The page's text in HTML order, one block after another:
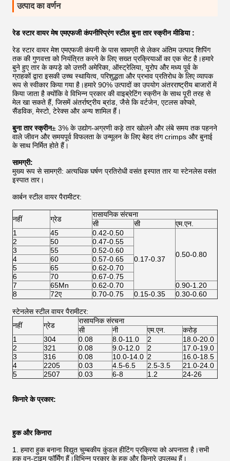
उत्पाद का वर्णन
रेड स्टार वायर मेष एमएफजी कंपनीस्प्रिंग स्टील बुना तार स्क्रीन मीडिया :
रेड स्टार वायर मेश एमएफजी कंपनी के पास सामग्री से लेकर अंतिम उत्पाद शिपिंग
तक की गुणवत्ता को नियंत्रित करने के लिए सख्त प्रक्रियाओं का एक सेट है।हमारे
बुने हुए तार के कपड़े को उत्तरी अमेरिका, ऑस्ट्रेलिया, यूरोप और मध्य पूर्व के
ग्राहकों द्वारा इसकी उच्च स्थायित्व, परिशुद्धता और प्रभाव प्रतिरोध के लिए व्यापक
रूप से स्वीकार किया गया है।हमारे 90% उत्पादों का उपयोग अंतरराष्ट्रीय बाजारों में
किया जाता है क्योंकि वे विभिन्न प्रकार की वाइब्रेटिंग स्क्रीन के साथ पूरी तरह से
मेल खा सकते हैं, जिसमें अंतर्राष्ट्रीय ब्रांड, जैसे कि वर्टजेन, एटलस कोप्को,
सैंडविक, मेस्टो, टेरेक्स और अन्य शामिल हैं।
बुना तार स्क्रीन± 3% के उद्योग-अग्रणी कड़े तार खोलने और लंबे समय तक पहनने
वाले जीवन और समयपूर्व विफलता के उन्मूलन के लिए बेहद तंग crimps और बुनाई
के साथ निर्मित होते हैं।
सामग्री:
मुख्य रूप से सामग्री: अत्यधिक घर्षण प्रतिरोधी वसंत इस्पात तार या स्टेनलेस वसंत
इस्पात तार।
कार्बन स्टील वायर पैरामीटर:
नहीं ग्रेड
रासायनिक संरचना
सी
सी
एम.एन.
1
45 0.42-0.50
0.17-0.37
0.50-0.80
2 50
0.47-0.55
3
55
0.52-0.60
4
60
0.57-0.65
5
65
0.62-0.70
6
70
0.67-0.75
7
65Mn 0.62-0.70
0.90-1.20
8
72ए 0.70-0.75 0.15-0.35 0.30-0.60
स्टेनलेस स्टील वायर पैरामीटर:
नहीं
ग्रेड
रासायनिक संरचना
सी
नी एम.एन.
करोड़
1
304 0.08 8.0-11.0 2
18.0-20.0
2
321 0.08 9.0-12.0 2
17.0-19.0
3
316 0.08 10.0-14.0 2
16.0-18.5
4
2205 0.03 4.5-6.5 2.5-3.5
21.0-24.0
5
2507 0.03 6-8 1.2 24-26
किनारे के प्रकार:
हुक और किनारा
1. हमारा हुक बनाना विद्युत चुम्बकीय कुंडल हीटिंग प्रक्रिया को अपनाता है।सभी
हुक वन-टाइम फॉर्मिंग हैं।विभिन्न प्रकार के हुक और किनारे उपलब्ध हैं।